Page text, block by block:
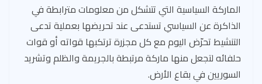
الماركة السياسية التي تتشكل من معلومات مترابطة في
الذاكرة عن السياسي تستدعى عند تحريضها بعملية تدعى
التنشيط تحرّض اليوم مع كل مجزرة ترتكبها قواته أو قوات
حلفائه لتجعل منها ماركة مرتبطة بالجريمة والظلم وتشريد
السوريين في بقاع الأرض.